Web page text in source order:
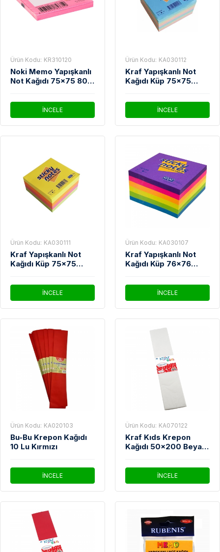
Ürün Kodu: KR310120
Noki Memo Yapışkanlı
Not Kağıdı 75x75 80
İNCELE
Ürün Kodu: KA030112
Kraf Yapışkanlı Not
Kağıdı Küp 75x75
İNCELE
Ürün Kodu: KA030111
Kraf Yapışkanlı Not
Kağıdı Küp 75x75
İNCELE
Ürün Kodu: KA030107
Kraf Yapışkanlı Not
Kağıdı Küp 76x76
İNCELE
Ürün Kodu: KA020103
Bu-Bu Krepon Kağıdı
10 Lu Kırmızı
İNCELE
Ürün Kodu: KA070122
Kraf Kıds Krepon
Kağıdı 50x200 Beyaz
İNCELE